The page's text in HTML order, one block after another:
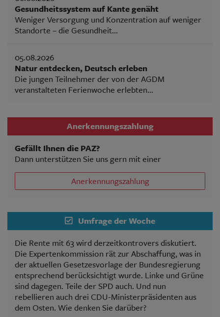
Gesundheitssystem auf Kante genäht
Weniger Versorgung und Konzentration auf weniger
Standorte – die Gesundheit...
05.08.2026
Natur entdecken, Deutsch erleben
Die jungen Teilnehmer der von der AGDM
veranstalteten Ferienwoche erlebten...
Anerkennungszahlung
Gefällt Ihnen die PAZ?
Dann unterstützen Sie uns gern mit einer
Anerkennungszahlung
Umfrage der Woche
Die Rente mit 63 wird derzeitkontrovers diskutiert.
Die Expertenkommission rät zur Abschaffung, was in
der aktuellen Gesetzesvorlage der Bundesregierung
entsprechend berücksichtigt wurde. Linke und Grüne
sind dagegen. Teile der SPD auch. Und nun
rebellieren auch drei CDU-Ministerpräsidenten aus
dem Osten. Wie denken Sie darüber?